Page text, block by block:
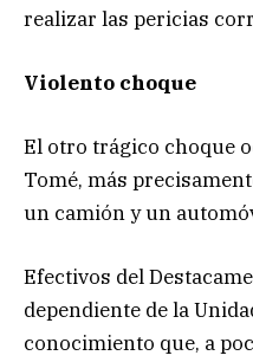
realizar las pericias
Violento choque
El otro trágico choque
Tomé, más
un camión y un
Efectivos del
dependiente de la
conocimiento que, a